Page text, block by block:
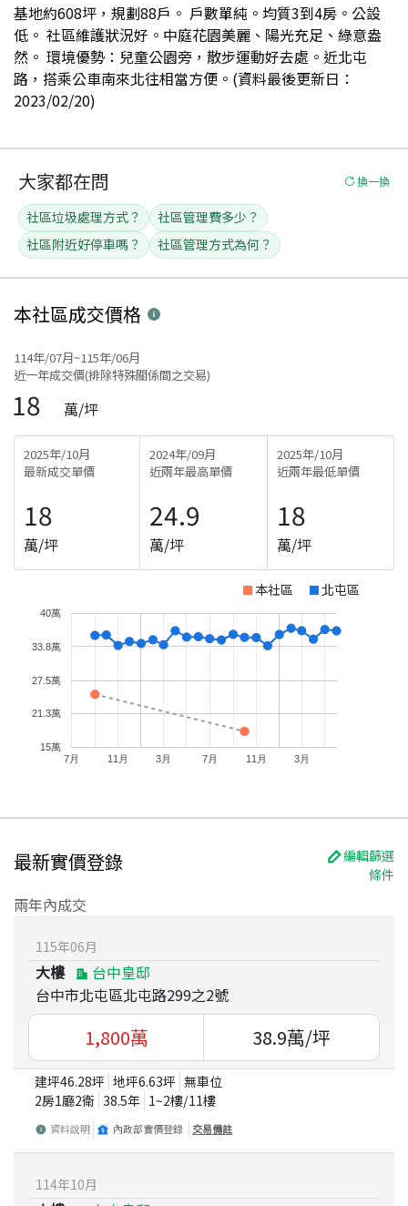
基地約608坪，規劃88戶。 戶數單純。均質3到4房。公設
低。 社區維護狀況好。中庭花園美麗、陽光充足、綠意盎
然。 環境優勢：兒童公園旁，散步運動好去處。近北屯
路，搭乘公車南來北往相當方便。(資料最後更新日：
2023/02/20)
大家都在問 換一換
社區垃圾處理方式？
社區管理費多少？
社區附近好停車嗎？
社區管理方式為何？
本社區成交價格
114年/07月~115年/06月
近一年成交價(排除特殊關係間之交易)
18 萬/坪
2025年/10月
最新成交單價
18
萬/坪
2024年/09月
近兩年最高單價
24.9
萬/坪
2025年/10月
近兩年最低單價
18
萬/坪
本社區 北屯區
7月 11月 3月 7月 11月 3月
15萬
21.3萬
27.5萬
33.8萬
40萬
最新實價登錄
編輯篩選
條件
兩年內成交
115年06月
大樓
台中皇邸
台中市北屯區北屯路299之2號
1,800萬 38.9萬/坪
建坪46.28坪 地坪6.63坪 無車位
2房1廳2衛 38.5年 1~2樓/11樓
資料說明 內政部實價登錄 交易備註
114年10月